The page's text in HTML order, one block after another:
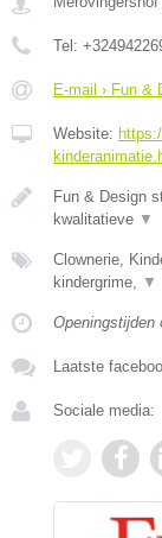
Tel:
E-mail › Fun &
Website:
Fun & Design
kwalitatieve ▼
Clownerie,
kindergrime,
▼
Openingstijden
Laatste
Sociale media: